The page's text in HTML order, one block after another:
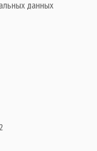
данных